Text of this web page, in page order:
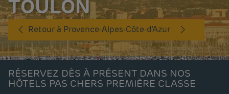
TOULON
Retour à Provence-Alpes-Côte-d'Azur
RÉSERVEZ DÈS À PRÉSENT DANS NOS
HÔTELS PAS CHERS PREMIÈRE CLASSE